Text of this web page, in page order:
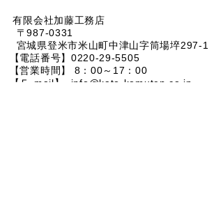
有限会社加藤工務店
〒987-0331​
宮城県登米市米山町中津山字筒場埣297-1
【電話番号】0220-29-5505
【営業時間】 8：00～17：00
​ 【Ｅ-mail】 info@kato-komuten.co.jp